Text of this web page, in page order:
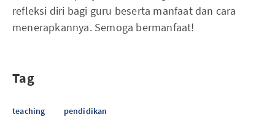
refleksi diri bagi guru beserta manfaat dan cara
menerapkannya. Semoga bermanfaat!
Tag
teaching pendidikan